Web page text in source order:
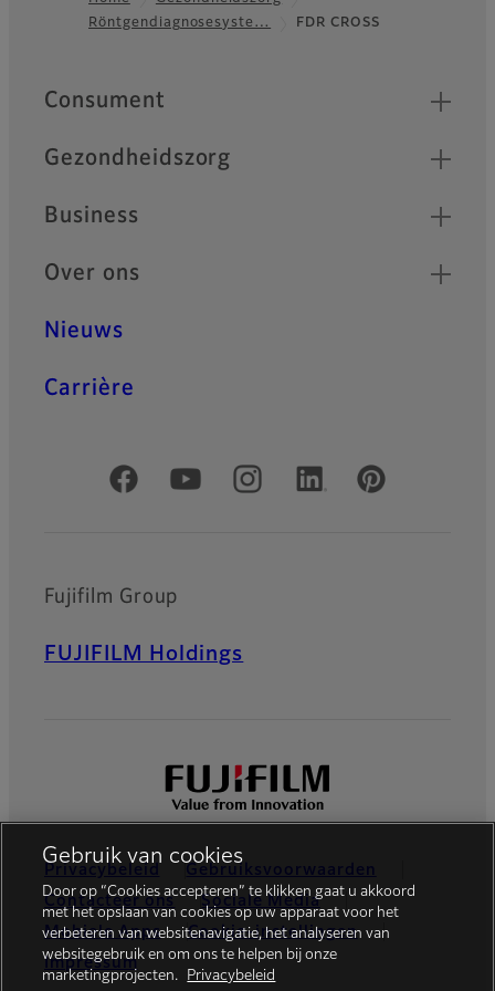
FooterRöntgendiagnosesyste…
FDR CROSS
Quick Links
Consument
Gezondheidszorg
Business
Over ons
Nieuws
Carrière
Officiële sociale media
Fujifilm Group
FUJIFILM Holdings
Privacybeleid
Gebruiksvoorwaarden
Contacteer ons
Sociale Media
Mobiele Apps
Cookie-instellingen
Impressum
Gebruik van cookies
Door op “Cookies accepteren” te klikken gaat u akkoord
met het opslaan van cookies op uw apparaat voor het
verbeteren van websitenavigatie, het analyseren van
websitegebruik en om ons te helpen bij onze
marketingprojecten.
Privacybeleid